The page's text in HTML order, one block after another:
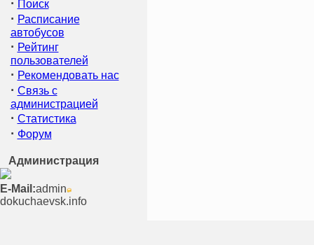
· Поиск
· Расписание
автобусов
· Рейтинг
пользователей
· Рекомендовать нас
· Связь с
администрацией
· Статистика
· Форум
Администрация
E-Mail:admin
dokuchaevsk.info